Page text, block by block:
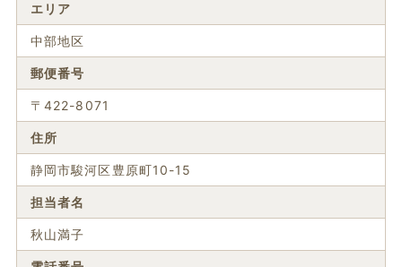
エリア
中部地区
郵便番号
〒422-8071
住所
静岡市駿河区豊原町10-15
担当者名
秋山満子